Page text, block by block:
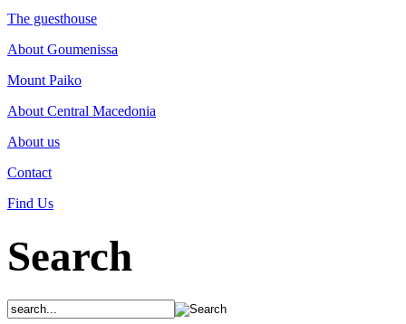
The guesthouse
About Goumenissa
Mount Paiko
About Central Macedonia
About us
Contact
Find Us
Search